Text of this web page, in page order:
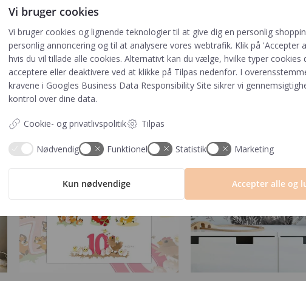
Peony Wallstickers – M
249,00kr.
Pindsvin & Egern
249,00kr.
i…
Vi bruger cookies
Vi bruger cookies og lignende teknologier til at give dig en personlig
personlig annoncering og til at analysere vores webtrafik. Klik på 'Accepter
hvis du vil tillade alle cookies. Alternativt kan du vælge, hvilke typer cookies
acceptere eller deaktivere ved at klikke på Tilpas nedenfor. I
kravene i Googles Business Data Responsibility Site sikrer vi
kontrol over dine data.
Cookie- og privatlivspolitik Tilpas
Nødvendig Funktionel Statistik Marketing
Kun nødvendige Accepter alle og